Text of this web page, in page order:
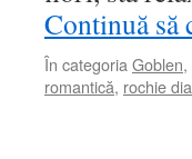
Continuă să
În categoria Goblen,
romantică, rochie